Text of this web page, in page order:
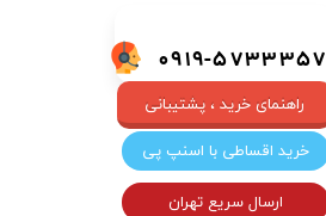
0919-5733357
خرید اقساطی با اسنپ پی
ارسال سریع تهران
راهنمای خرید ، پشتیبانی